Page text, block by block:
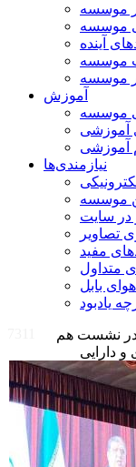
موسسه
موسسه
آینده
موسسه
موسسه
آموزش
موسسه
آموزشی
آموزشی
نیازمندی‌ها
موسسه
سایت
تصاویر
مفید
متداول
بابل
یادبود
در نشست هم
و دارایی